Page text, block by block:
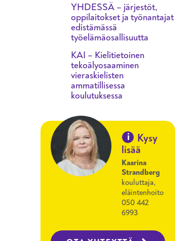
YHDESSÄ – järjestöt,
oppilaitokset ja työnantajat
edistämässä
työelämäosallisuutta
KAI – Kielitietoinen
tekoälyosaaminen
vieraskielisten
ammatillisessa
koulutuksessa
i
Kysy
lisää
Kaarina
Strandberg
kouluttaja,
eläintenhoito
050 442
6993